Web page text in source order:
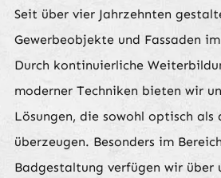
Seit über vier Jahrzehnten
Gewerbeobjekte und Fassaden
Durch kontinuierliche
moderner Techniken bieten wir
Lösungen, die sowohl optisch als
überzeugen. Besonders im
Badgestaltung verfügen wir über